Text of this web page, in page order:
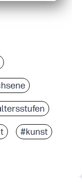
#kunst